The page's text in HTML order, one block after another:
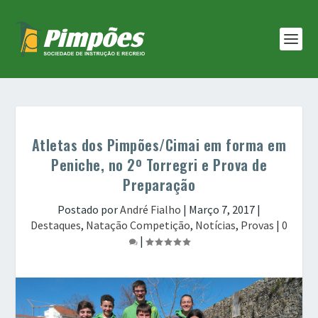
Atletas dos Pimpões/Cimai em forma em
Peniche, no 2º Torregri e Prova de
Preparação
Postado porAndré Fialho | Março 7, 2017 |
Destaques, Natação Competição, Notícias, Provas | 0
|